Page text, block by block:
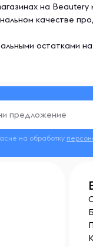
на
качестве
остатками
на обработку